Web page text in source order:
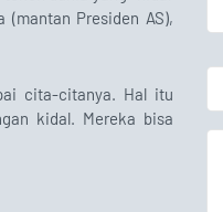
Presiden AS),
cita-citanya. Hal itu
kidal. Mereka bisa